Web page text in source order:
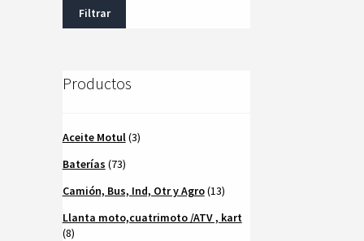
Filtrar
Productos
Aceite Motul(3)
Baterías (73)
Camión, Bus, Ind, Otr y Agro(13)
Llanta moto,cuatrimoto /ATV , kart
(8)